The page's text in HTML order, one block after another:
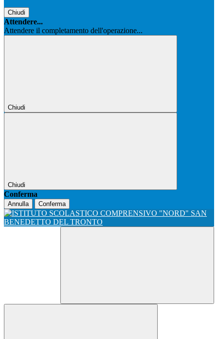
Chiudi
Attendere...
Attendere il completamento dell'operazione...
Chiudi
Chiudi
Conferma
Annulla Conferma